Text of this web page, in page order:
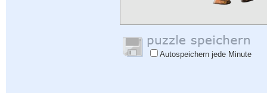
Autospeichern jede Minute